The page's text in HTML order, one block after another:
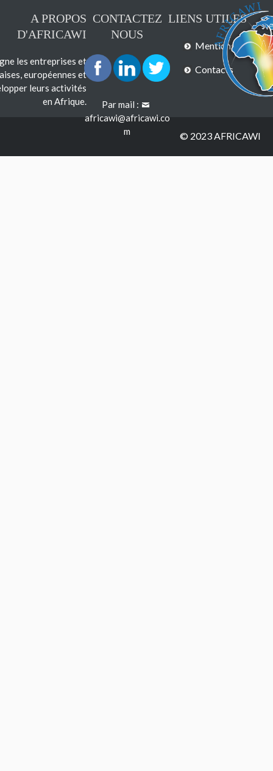
A PROPOS
D'AFRICAWI
les entreprises et
européennes et
leurs activités
en Afrique.
CONTACTEZ
NOUS
Par mail :
africawi@africawi.co
m
LIENS UTILES
Mentions légales
Contacts
© 2023 AFRICAWI